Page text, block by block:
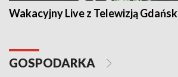
Wakacyjny Live z Telewizją Gdańsk
GOSPODARKA